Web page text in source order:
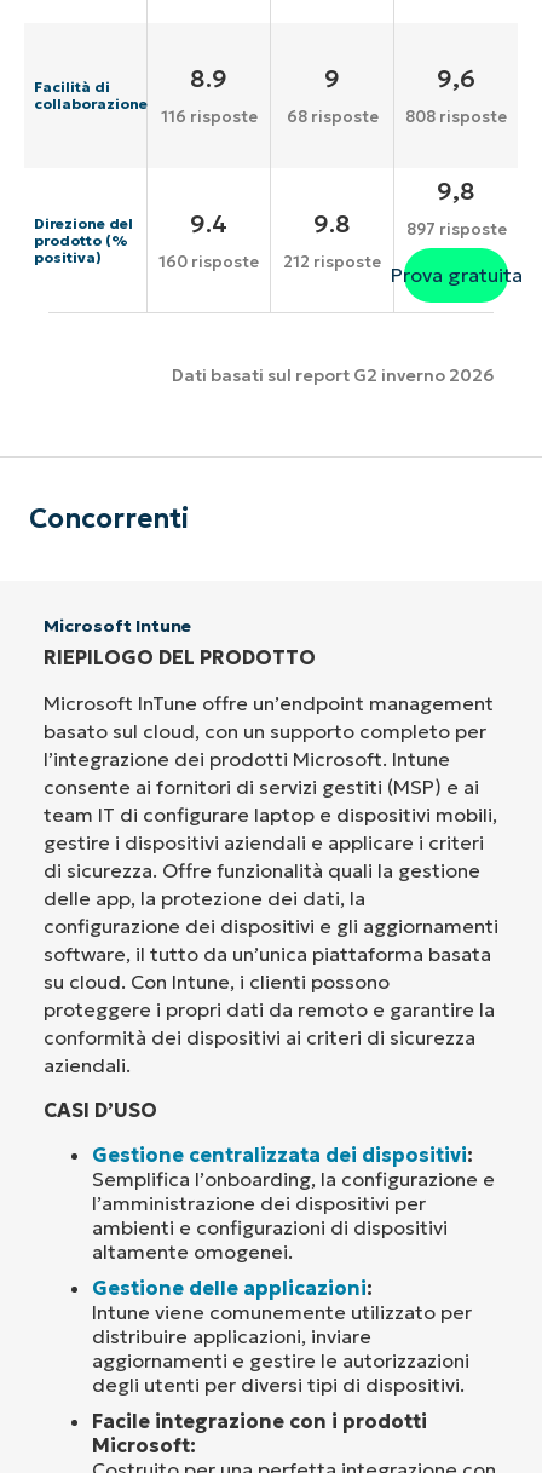
Facilità di
collaborazione
8.9
116 risposte
9
68 risposte
9,6
808 risposte
Direzione del
prodotto (%
positiva)
9.4
160 risposte
9.8
212 risposte
9,8
897 risposte
Prova gratuita
Dati basati sul report G2 inverno 2026
Concorrenti
Microsoft Intune
RIEPILOGO DEL PRODOTTO
Microsoft InTune offre un’endpoint management
basato sul cloud, con un supporto completo per
l’integrazione dei prodotti Microsoft. Intune
consente ai fornitori di servizi gestiti (MSP) e ai
team IT di configurare laptop e dispositivi mobili,
gestire i dispositivi aziendali e applicare i criteri
di sicurezza. Offre funzionalità quali la gestione
delle app, la protezione dei dati, la
configurazione dei dispositivi e gli aggiornamenti
software, il tutto da un’unica piattaforma basata
su cloud. Con Intune, i clienti possono
proteggere i propri dati da remoto e garantire la
conformità dei dispositivi ai criteri di sicurezza
aziendali.
CASI D’USO
Gestione centralizzata dei dispositivi:
Semplifica l’onboarding, la configurazione e
l’amministrazione dei dispositivi per
ambienti e configurazioni di dispositivi
altamente omogenei.
Gestione delle applicazioni:
Intune viene comunemente utilizzato per
distribuire applicazioni, inviare
aggiornamenti e gestire le autorizzazioni
degli utenti per diversi tipi di dispositivi.
Facile integrazione con i prodotti
Microsoft: